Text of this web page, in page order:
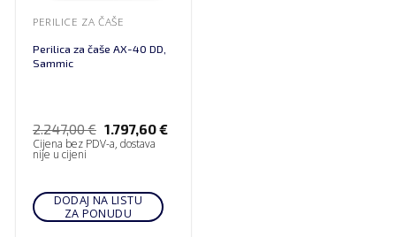
PERILICE ZA ČAŠE
Perilica za čaše AX-40 DD,
Sammic
2.247,00€ 1.797,60€
Cijena bez PDV-a, dostava
nije u cijeni
DODAJ NA LISTU
ZA PONUDU